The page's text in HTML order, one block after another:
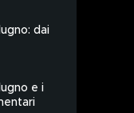
dai
e i